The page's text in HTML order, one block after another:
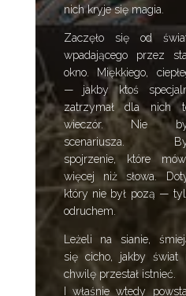
nich kryje się magia.
Zaczęło się od
wpadającego przez
okno. Miękkiego,
— jakby ktoś
zatrzymał dla nich
wieczór. Nie
scenariusza.
spojrzenie, które
więcej niż słowa.
który nie był pozą —
odruchem.
Leżeli na sianie,
się cicho, jakby świat
chwilę przestał istnieć.
I właśnie wtedy